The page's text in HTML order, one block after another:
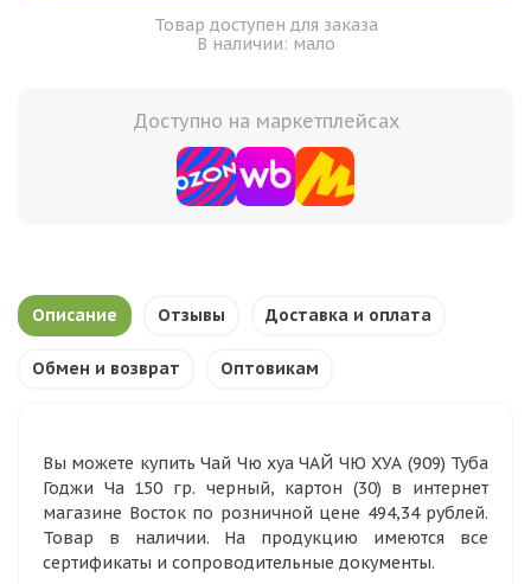
Товар доступен для заказа
В наличии: мало
Доступно на маркетплейсах
Описание Отзывы Доставка и оплата
Обмен и возврат Оптовикам
Вы можете купить Чай Чю хуа ЧАЙ ЧЮ ХУА (909) Туба
Годжи Ча 150 гр. черный, картон (30) в интернет
магазине Восток по розничной цене 494,34 рублей.
Товар в наличии. На продукцию имеются все
сертификаты и сопроводительные документы.